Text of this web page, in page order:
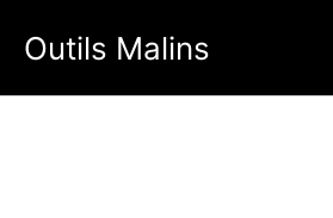
Outils Malins